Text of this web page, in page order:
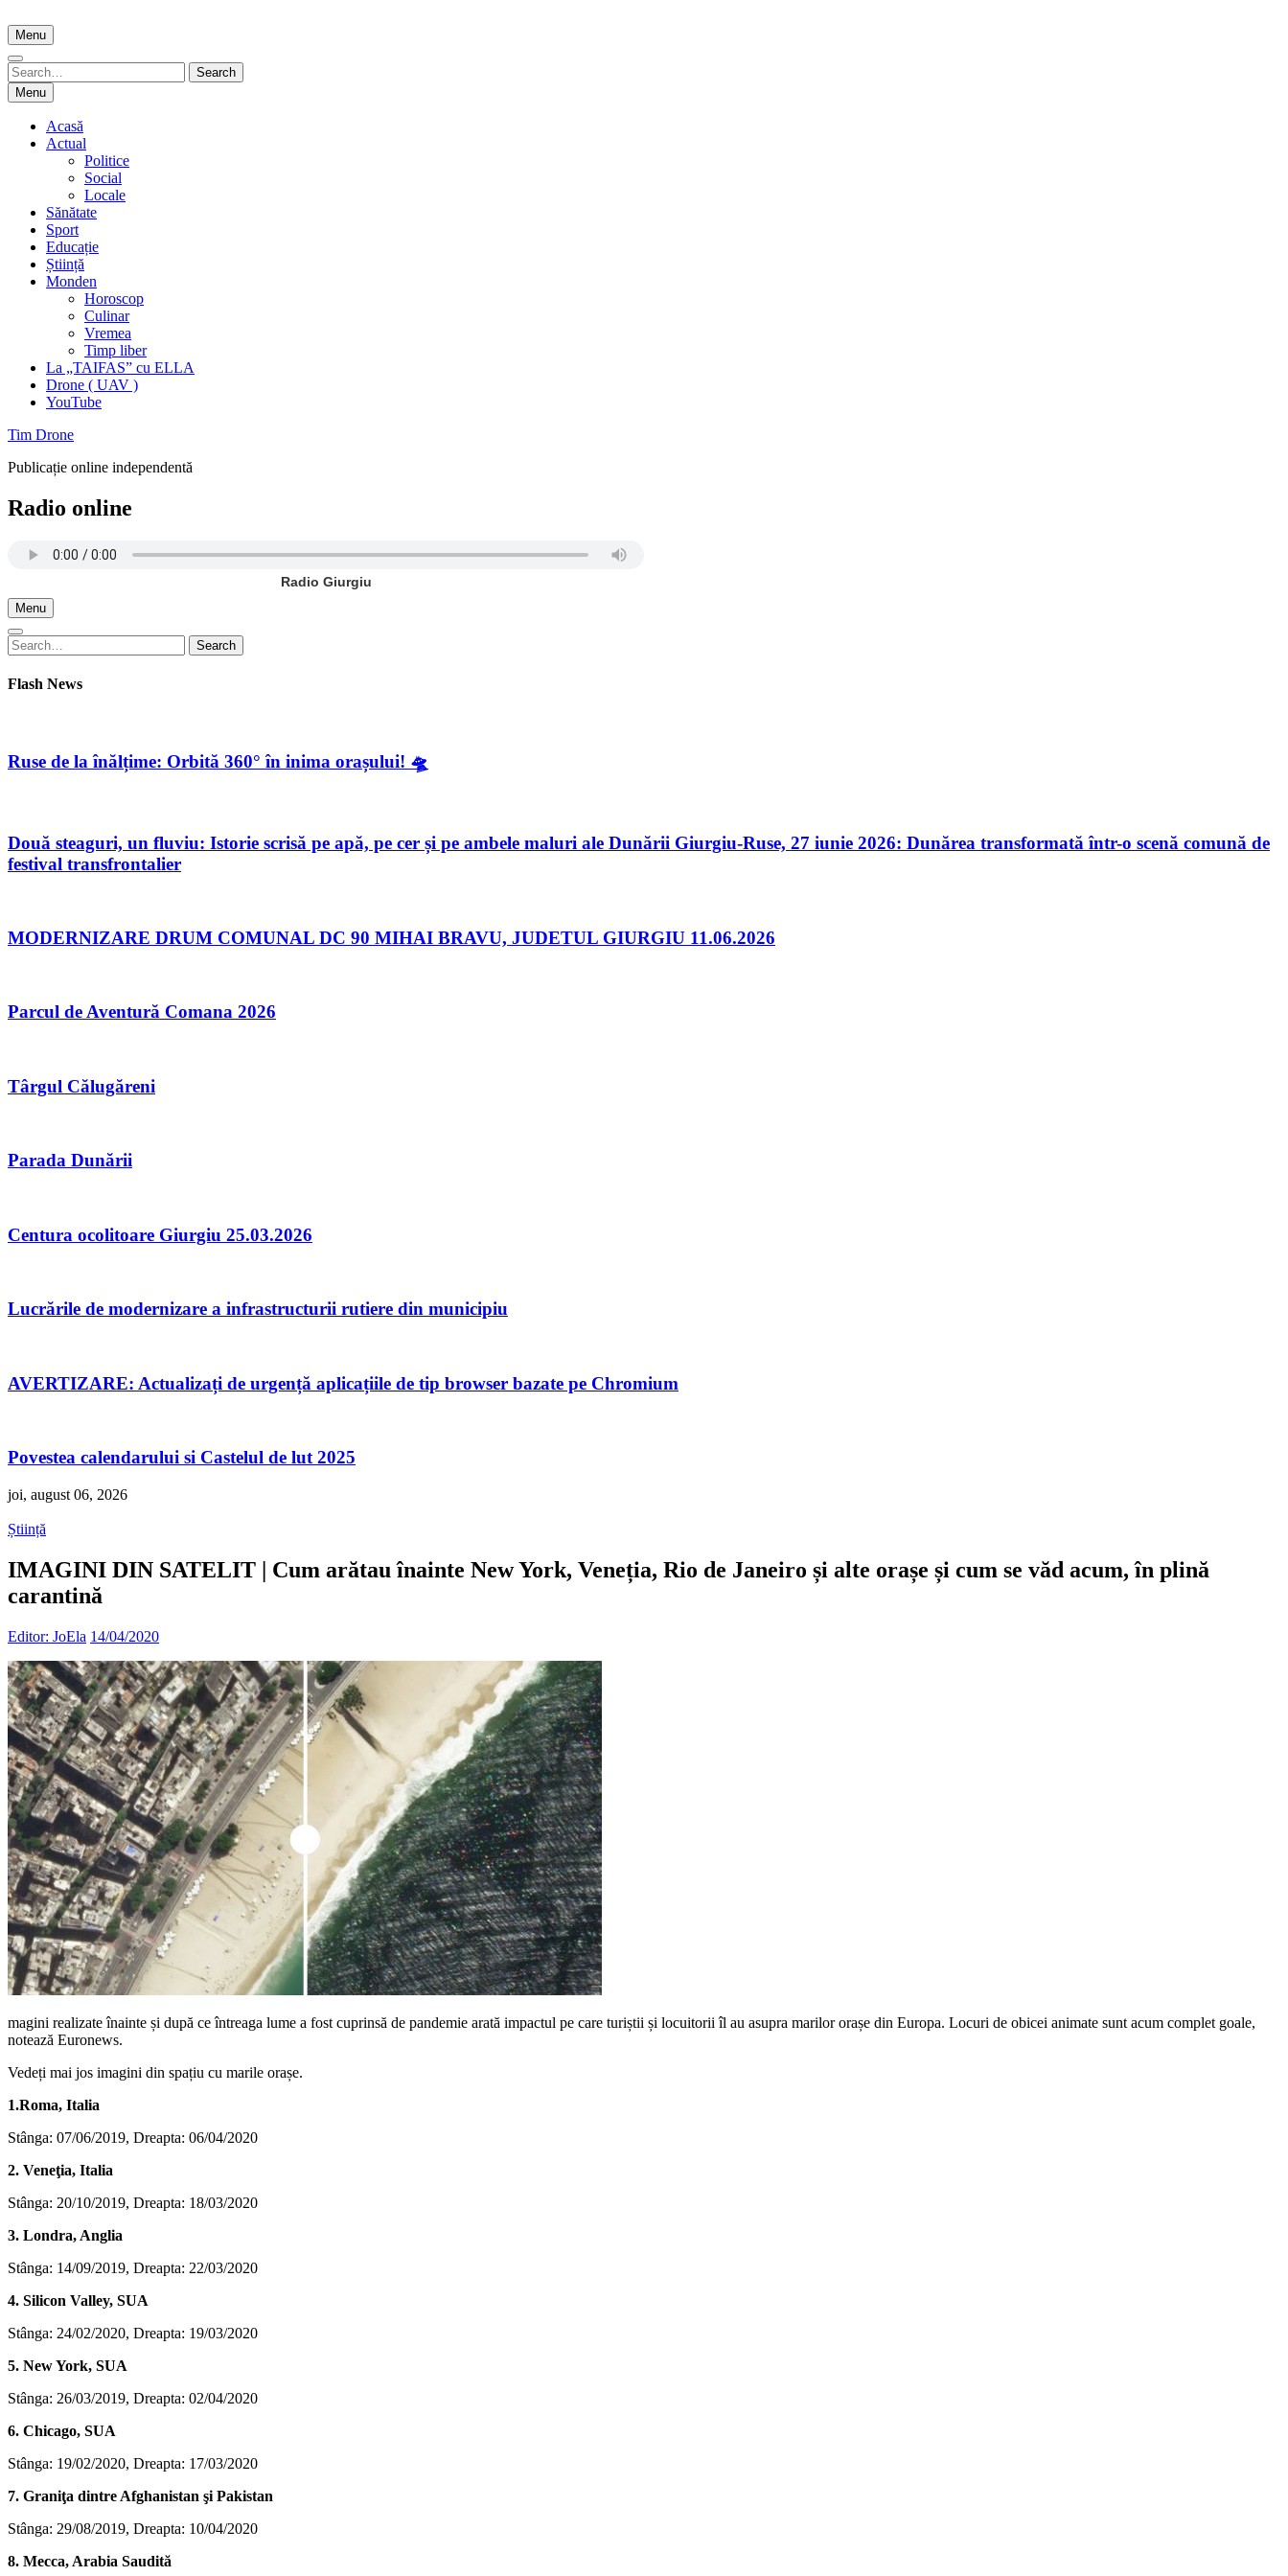
to
content
Menu
Search
for:
Search
Menu
Acasă
Actual
Politice
Social
Locale
Sănătate
Sport
Educație
Știință
Monden
Horoscop
Culinar
Vremea
Timp liber
La „TAIFAS” cu ELLA
Drone ( UAV )
YouTube
Tim Drone
Publicație online independentă
Radio online
Radio Giurgiu
Menu
Search
for:
Search
Flash News
Ruse de la înălțime: Orbită 360° în inima orașului! 🛸
Două steaguri, un fluviu: Istorie scrisă pe apă, pe cer și pe ambele maluri ale Dunării Giurgiu-Ruse, 27 iunie 2026: Dunărea transformată într-o scenă comună de
festival transfrontalier
MODERNIZARE DRUM COMUNAL DC 90 MIHAI BRAVU, JUDETUL GIURGIU 11.06.2026
Parcul de Aventură Comana 2026
Târgul Călugăreni
Parada Dunării
Centura ocolitoare Giurgiu 25.03.2026
Lucrările de modernizare a infrastructurii rutiere din municipiu
AVERTIZARE: Actualizați de urgență aplicațiile de tip browser bazate pe Chromium
Povestea calendarului si Castelul de lut 2025
joi, august 06, 2026
Știință
IMAGINI DIN SATELIT | Cum arătau înainte New York, Veneția, Rio de Janeiro și alte orașe și cum se văd acum, în plină
carantină
Editor: JoEla 14/04/2020
magini realizate înainte și după ce întreaga lume a fost cuprinsă de pandemie arată impactul pe care turiștii și locuitorii îl au asupra marilor orașe din Europa. Locuri de obicei animate sunt acum complet goale,
notează Euronews.
Vedeți mai jos imagini din spațiu cu marile orașe.
1.Roma, Italia
Stânga: 07/06/2019, Dreapta: 06/04/2020
2. Veneţia, Italia
Stânga: 20/10/2019, Dreapta: 18/03/2020
3. Londra, Anglia
Stânga: 14/09/2019, Dreapta: 22/03/2020
4. Silicon Valley, SUA
Stânga: 24/02/2020, Dreapta: 19/03/2020
5. New York, SUA
Stânga: 26/03/2019, Dreapta: 02/04/2020
6. Chicago, SUA
Stânga: 19/02/2020, Dreapta: 17/03/2020
7. Graniţa dintre Afghanistan şi Pakistan
Stânga: 29/08/2019, Dreapta: 10/04/2020
8. Mecca, Arabia Saudită